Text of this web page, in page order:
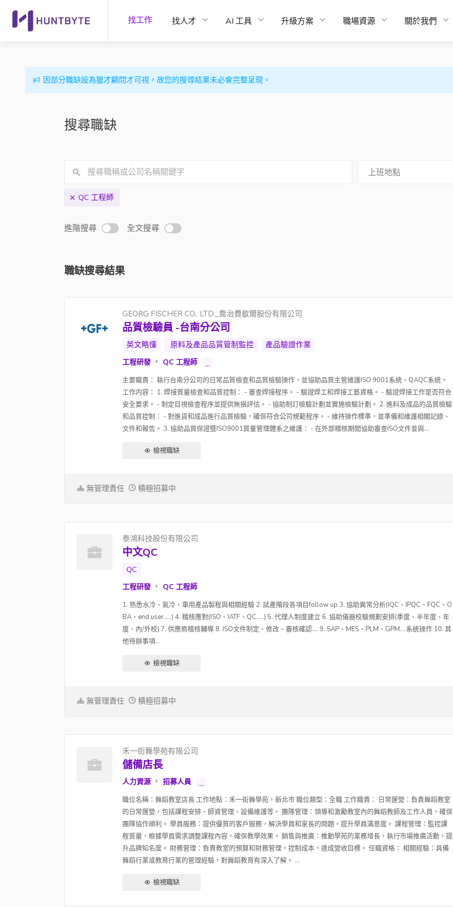
找工作 找人才 AI 工具 升級方案 職場資源 關於我們
因部分職缺設為獵才顧問才可視，故您的搜尋結果未必會完整呈現。
搜尋職缺
上班地點
QC 工程師
進階搜尋 全文搜尋
職缺搜尋結果
GEORG FISCHER CO., LTD._喬治費歇爾股份有限公司
品質檢驗員 -台南分公司
英文略懂 原料及產品品質管制監控 產品驗證作業
工程研發 QC 工程師 ...
主要職責： 執行台南分公司的日常品質檢查和品質檢驗操作，並協助品質主管維護ISO 9001系統、QAQC系統。
工作内容： 1. 焊接質量檢查和品質控制： - 審查焊接程序。 - 驗證焊工和焊接工藝資格。 - 驗證焊接工作是否符合
安全要求。 - 制定目視檢查程序並提供無損評估。 - 協助制訂檢驗計劃並實施檢驗計劃。 2. 進料及成品的品質檢驗
和品質控制： - 對進貨和成品進行品質檢驗，確保符合公司規範程序。 - 維持操作標準，並準備和維護相關記錄、
文件和報告。 3. 協助品質保證暨ISO9001質量管理體系之維護： - 在外部稽核期間協助審查ISO文件並與...
檢視職缺
無管理責任 積極招募中
泰鴻科技股份有限公司
中文QC
QC
工程研發 QC 工程師
1. 熟悉水冷、氣冷、車用產品製程與相關經驗 2. 試產階段各項目follow up 3. 協助異常分析(IQC、IPQC、FQC、O
BA、end user…..) 4. 稽核應對(ISO、IATF、QC…..) 5. 代理人制度建立 6. 協助儀器校驗規劃安排(季度、半年度、年
度、內/外校) 7. 供應商稽核輔導 8. ISO文件制定、修改、審核確認…. 9. SAP、MES、PLM、GPM….系統操作 10. 其
他待辦事項...
檢視職缺
無管理責任 積極招募中
禾一街舞學苑有限公司
儲備店長
人力資源 招募人員 ...
職位名稱：舞蹈教室店長 工作地點：禾一街舞學苑，新北市 職位類型：全職 工作職責： 日常運營：負責舞蹈教室
的日常運營，包括課程安排、師資管理、設備維護等。 團隊管理：領導和激勵教室內的舞蹈教師及工作人員，確保
團隊協作順利。 學員服務：提供優質的客戶服務，解決學員和家長的問題，提升學員滿意度。 課程管理：監控課
程質量，根據學員需求調整課程內容，確保教學效果。 銷售與推廣：推動學苑的業務增長，執行市場推廣活動，提
升品牌知名度。 財務管理：負責教室的預算和財務管理，控制成本，達成營收目標。 任職資格： 相關經驗：具備
舞蹈行業或教育行業的管理經驗，對舞蹈教育有深入了解。 ...
檢視職缺